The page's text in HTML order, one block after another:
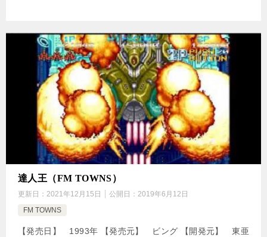
達人王（FM TOWNS）
更新日： 2021年12月15日 公開日： 2019年6月12日
FM TOWNS
【発売日】 1993年 【発売元】 ビング 【開発元】 東亜